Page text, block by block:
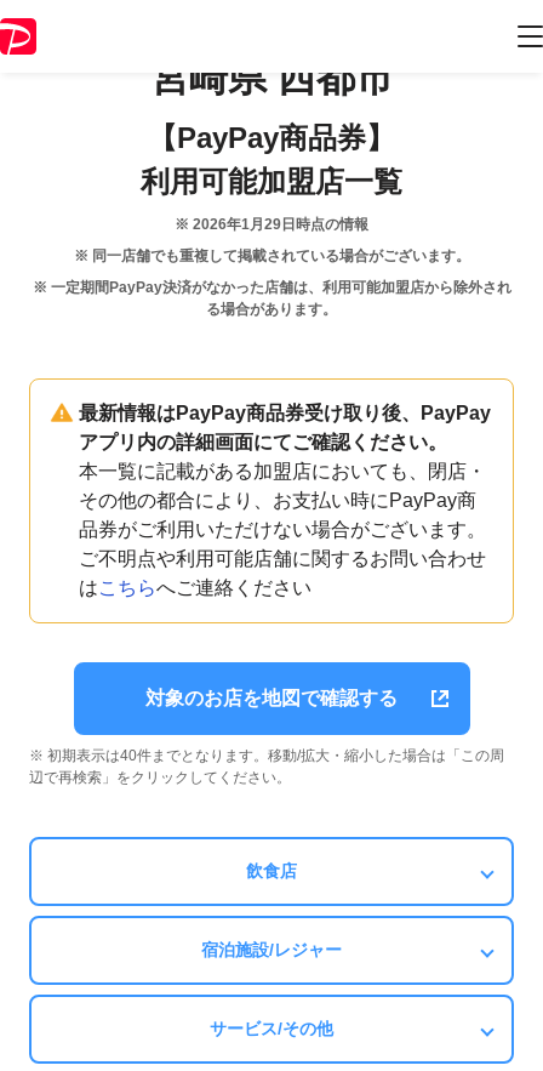
宮崎県 西都市
【PayPay商品券】
利用可能加盟店一覧
※ 2026年1月29日 時点の情報
※ 同一店舗でも重複して掲載されている場合がございます。
※ 一定期間PayPay決済がなかった店舗は、利用可能加盟店から除外され
る場合があります。
最新情報はPayPay商品券受け取り後、PayPay
アプリ内の詳細画面にてご確認ください。
本一覧に記載がある加盟店においても、閉店・
その他の都合により、お支払い時にPayPay商
品券がご利用いただけない場合がございます。
ご不明点や利用可能店舗に関するお問い合わせ
はこちらへご連絡ください
対象のお店を地図で確認する
※ 初期表示は40件までとなります。移動/拡大・縮小した場合は「この周
辺で再検索」をクリックしてください。
飲食店
宿泊施設/レジャー
サービス/その他